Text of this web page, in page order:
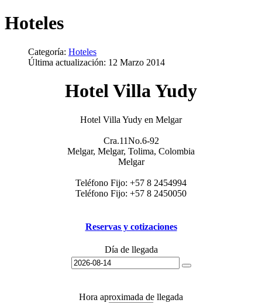
Hoteles
Categoría: Hoteles
Última actualización: 12 Marzo 2014
Hotel Villa Yudy
Hotel Villa Yudy en Melgar
Cra.11No.6-92
Melgar, Melgar, Tolima, Colombia
Melgar
Teléfono Fijo: +57 8 2454994
Teléfono Fijo: +57 8 2450050
Reservas y cotizaciones
Día de llegada
Hora aproximada de llegada